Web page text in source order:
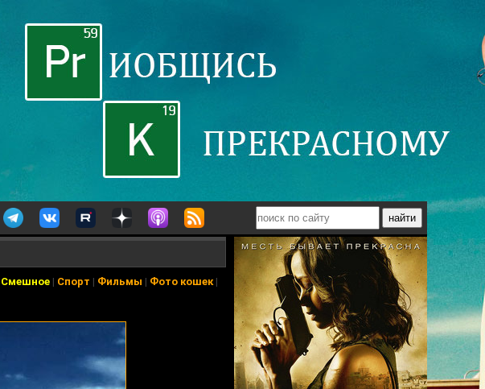
Смешное| Спорт | Фильмы | Фото кошек|